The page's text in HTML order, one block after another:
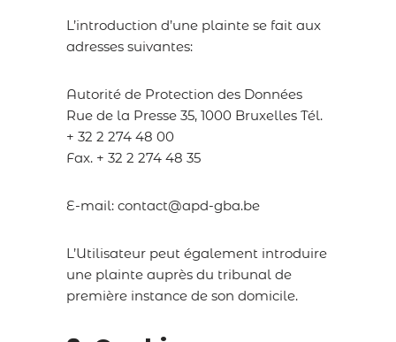
L’introduction d’une plainte se fait aux
adresses suivantes:
Autorité de Protection des Données
Rue de la Presse 35, 1000 Bruxelles Tél.
+ 32 2 274 48 00
Fax. + 32 2 274 48 35
E-mail: contact@apd-gba.be
L’Utilisateur peut également introduire
une plainte auprès du tribunal de
première instance de son domicile.